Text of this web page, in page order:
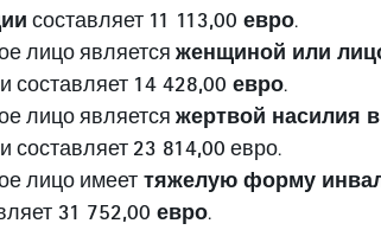
составляет 11 113,00 евро.
лицо являетсяженщиной или
составляет 14 428,00 евро.
лицо являетсяжертвой насилия
составляет 23 814,00 евро.
лицо имеет тяжелую форму
31 752,00 евро.